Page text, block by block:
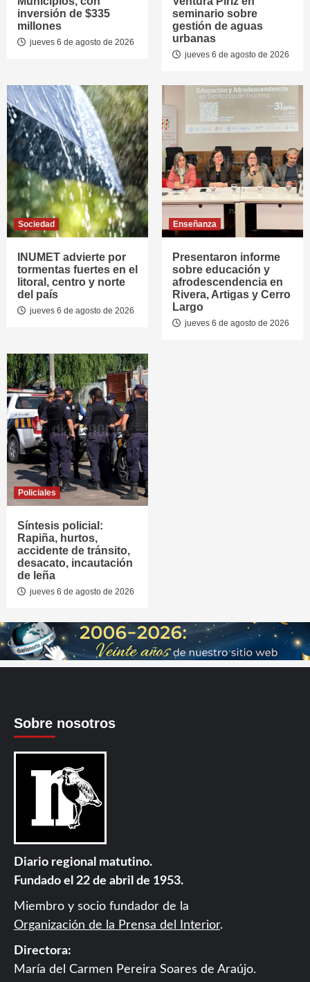
inversión de $335
millones
jueves 6 de agosto de 2026
seminario sobre
gestión de aguas
urbanas
jueves 6 de agosto de 2026
Sociedad
INUMET advierte por
tormentas fuertes en el
litoral, centro y norte
del país
jueves 6 de agosto de 2026
Enseñanza
Presentaron informe
sobre educación y
afrodescendencia en
Rivera, Artigas y Cerro
Largo
jueves 6 de agosto de 2026
Policiales
Síntesis policial:
Rapiña, hurtos,
accidente de tránsito,
desacato, incautación
de leña
jueves 6 de agosto de 2026
Sobre nosotros
Diario regional matutino.
Fundado el 22 de abril de 1953.
Miembro y socio fundador de la
Organización de la Prensa del Interior.
Directora:
María del Carmen Pereira Soares de Araújo.